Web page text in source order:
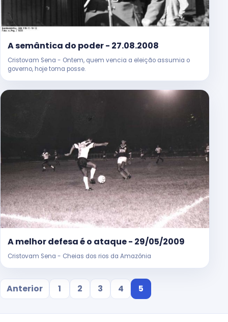
A semântica do poder - 27.08.2008
Cristovam Sena - Ontem, quem vencia a eleição assumia o
governo, hoje toma posse.
A melhor defesa é o ataque - 29/05/2009
Cristovam Sena - Cheias dos rios da Amazônia
Anterior 1 2 3 4 5